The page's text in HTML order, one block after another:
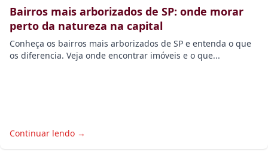
Bairros mais arborizados de SP: onde morar
perto da natureza na capital
Conheça os bairros mais arborizados de SP e entenda o que
os diferencia. Veja onde encontrar imóveis e o que...
Continuar lendo →